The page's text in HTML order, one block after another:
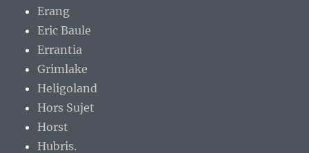
Erang
Eric Baule
Errantia
Grimlake
Heligoland
Hors Sujet
Horst
Hubris.